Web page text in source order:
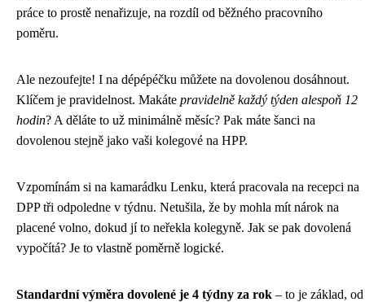
práce to prostě nenařizuje, na rozdíl od běžného pracovního
poměru.
Ale nezoufejte! I na dépépéčku můžete na dovolenou dosáhnout.
Klíčem je pravidelnost. Makáte pravidelně každý týden alespoň 12
hodin? A děláte to už minimálně měsíc? Pak máte šanci na
dovolenou stejně jako vaši kolegové na HPP.
Vzpomínám si na kamarádku Lenku, která pracovala na recepci na
DPP tři odpoledne v týdnu. Netušila, že by mohla mít nárok na
placené volno, dokud jí to neřekla kolegyně. Jak se pak dovolená
vypočítá? Je to vlastně poměrně logické.
Standardní výměra dovolené je 4 týdny za rok – to je základ, od